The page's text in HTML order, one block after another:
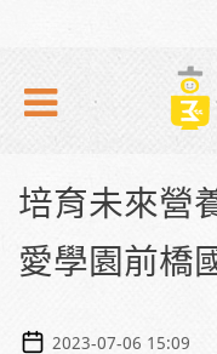
培育未來營
愛學園前橋
2023-07-06 15:09